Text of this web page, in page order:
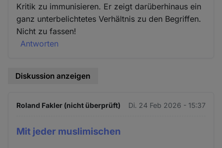
Kritik zu immunisieren. Er zeigt darüberhinaus ein
ganz unterbelichtetes Verhältnis zu den Begriffen.
Nicht zu fassen!
Antworten
Diskussion anzeigen
Roland Fakler (nicht überprüft) Di. 24 Feb 2026 - 15:37
Mit jeder muslimischen